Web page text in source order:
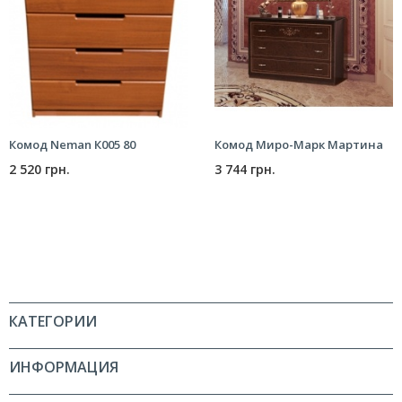
Комод Neman К005 80
2 520 грн.
Комод Миро-Марк Мартина
3 744 грн.
КАТЕГОРИИ
ИНФОРМАЦИЯ